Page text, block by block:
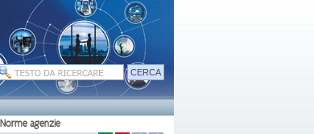
Norme agenzie